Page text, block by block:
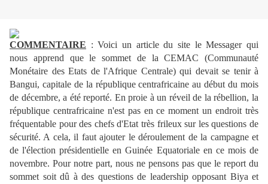
COMMENTAIRE : Voici un article du site le Messager qui
nous apprend que le sommet de la CEMAC (Communauté
Monétaire des Etats de l'Afrique Centrale) qui devait se tenir à
Bangui, capitale de la république centrafricaine au début du mois
de décembre, a été reporté. En proie à un réveil de la rébellion, la
république centrafricaine n'est pas en ce moment un endroit très
fréquentable pour des chefs d'Etat très frileux sur les questions de
sécurité. A cela, il faut ajouter le déroulement de la campagne et
de l'élection présidentielle en Guinée Equatoriale en ce mois de
novembre. Pour notre part, nous ne pensons pas que le report du
sommet soit dû à des questions de leadership opposant Biya et